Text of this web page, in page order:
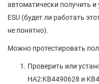
автоматически получить и
ESU (будет ли работать
не понятно).
Можно протестировать
Проверить или
HA2:KB4490628 и